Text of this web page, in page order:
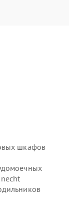
шкафов